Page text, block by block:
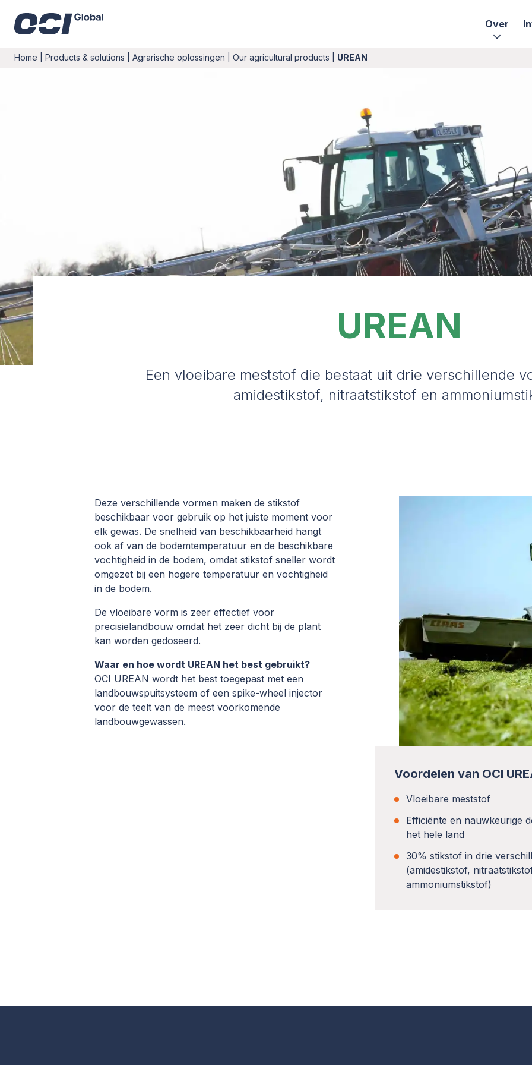
Over
Home Products & solutions Agrarische oplossingen Our agricultural products UREAN
UREAN
Een vloeibare meststof die bestaat uit drie verschillende
amidestikstof, nitraatstikstof en
Voordelen van OCI
Vloeibare meststof
Efficiënte en nauwkeurige
het hele land
30% stikstof in drie
(amidestikstof,
ammoniumstikstof)
Deze verschillende vormen maken de stikstof
beschikbaar voor gebruik op het juiste moment voor
elk gewas. De snelheid van beschikbaarheid hangt
ook af van de bodemtemperatuur en de beschikbare
vochtigheid in de bodem, omdat stikstof sneller wordt
omgezet bij een hogere temperatuur en vochtigheid
in de bodem.
De vloeibare vorm is zeer effectief voor
precisielandbouw omdat het zeer dicht bij de plant
kan worden gedoseerd.
Waar en hoe wordt UREAN het best gebruikt?
OCI UREAN wordt het best toegepast met een
landbouwspuitsysteem of een spike-wheel injector
voor de teelt van de meest voorkomende
landbouwgewassen.